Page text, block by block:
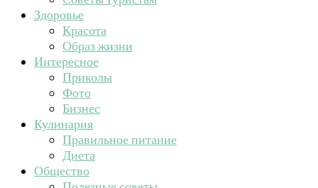
Здоровье
Красота
Образ жизни
Интересное
Приколы
Фото
Бизнес
Кулинария
Правильное питание
Диета
Общество